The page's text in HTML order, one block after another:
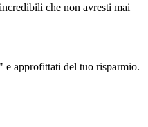
che non avresti mai
e approfittati del tuo risparmio.